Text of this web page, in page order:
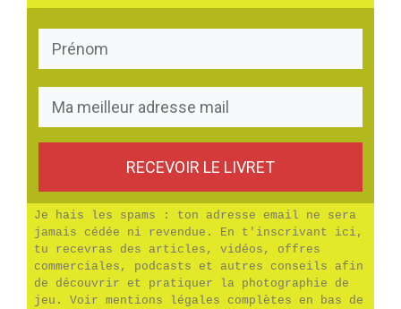
RECEVOIR LE LIVRET
Je hais les spams : ton adresse email ne sera
jamais cédée ni revendue. En t'inscrivant ici,
tu recevras des articles, vidéos, offres
commerciales, podcasts et autres conseils afin
de découvrir et pratiquer la photographie de
jeu. Voir mentions légales complètes en bas de